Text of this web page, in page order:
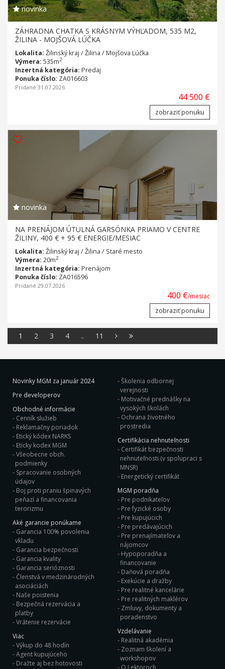
novinka
ZÁHRADNA CHATKA S KRÁSNYM VÝHĽADOM, 535 M2,
ŽILINA - MOJŠOVÁ LÚČKA
Lokalita: Žilinský kraj / Žilina / Mojšova Lúčka
Výmera: 535m2
Inzertná kategória: Predaj
Ponuka číslo: ZA016603
Pridané 31.07.2026
44 500 €
zobraziť ponuku
novinka
NA PRENÁJOM ÚTULNÁ GARSÓNKA PRIAMO V CENTRE
ŽILINY, 400 € + 95 € ENERGIE/MESIAC
Lokalita: Žilinský kraj / Žilina / Staré mesto
Výmera: 20m2
Inzertná kategória: Prenájom
Ponuka číslo: ZA016596
Pridané 29.07.2026
400 €/mesiac
zobraziť ponuku
1 2 3 4 .. 11
Novinky MGM za január 2024
Pre developerov
Obchodné informácie
Cenník služieb
Reklamačny poriadok
Etický kódex NARKS
Eticky kodex MGM
Všeobecne obch.
podmienky
Spracovanie osobných
údajov
Boj proti praniu špinavých
peňazí a financovania
terorizmu
Aké garancie ponúkame
Garancia 100% povolenia
vkladu
Garancia bezpečnosti
Garancia kvality
Garancia serióznosti
Členstvá v medzinárodných
asociáciách
Naše poistenia
Bezpečná rezervácia a
platby
Vrátenie rezervácie
Viac
Výkup do 48 hodín
Agent kupujúceho
Dražte aj bez hotovosti
Školenia odbornej
verejnosti
Motivačné prednášky na
vysokých školách
Ochrana životného
prostredia
Certifikácia nehnuteľnosti
Certifikát bezpečnosti
nehnuteľnosti (v spolupraci s
MNSR)
Energetický certifikát
MGM poradňa
Pre podnikateľov
Pre fyzické osoby
Pre kupujúcich
Pre predávajúcich
Pre prenajímateľov a
nájomcov
Hypoporadňa a
financovanie
Daňová poradňa
Exekúcie a dražby
Pre realitné kancelárie
Pre realitných maklérov
Zmluvy, dokumenty a
poradenstvo
Vzdelávanie
Realitná akadémia
Zoznam školení a
workshopov